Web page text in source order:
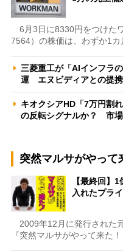
6月3日に8330円をつけた
7564）の株価は、わずか1
三菱重工が「AIインフラ
運 エヌビディアとの提
キオクシアHD「7万円割
の反転シグナルか？ 市
突然マルサがやって
【最終回】
入れたプラ
2009年12月に発行された
『突然マルサがやって来た